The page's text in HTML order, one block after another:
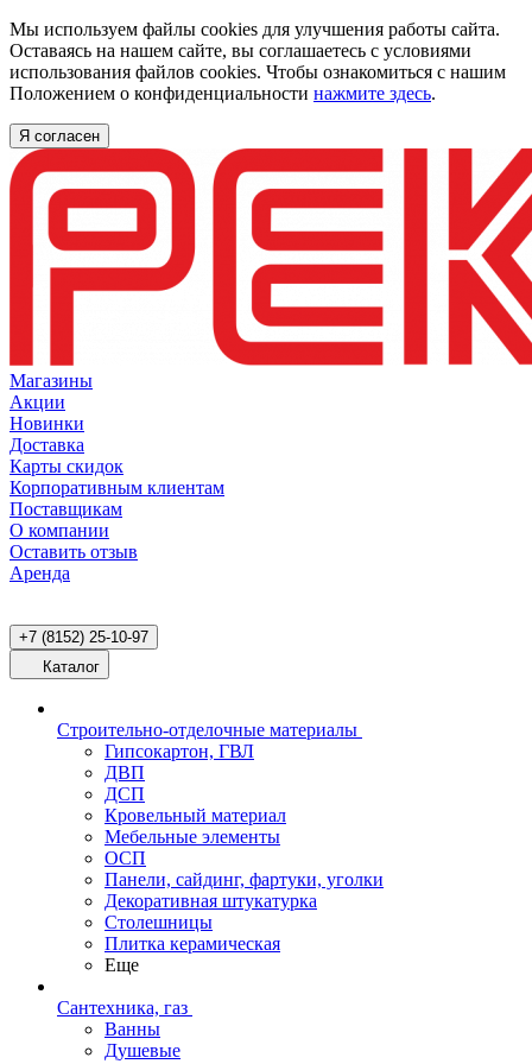
Мы используем файлы cookies для улучшения работы сайта.
Оставаясь на нашем сайте, вы соглашаетесь с условиями
использования файлов cookies. Чтобы ознакомиться с нашим
Положением о конфиденциальности нажмите здесь.
Я согласен
Магазины
Акции
Новинки
Доставка
Карты скидок
Корпоративным клиентам
Поставщикам
О компании
Оставить отзыв
Аренда
+7 (8152) 25-10-97
Каталог
Строительно-отделочные материалы
Гипсокартон, ГВЛ
ДВП
ДСП
Кровельный материал
Мебельные элементы
ОСП
Панели, сайдинг, фартуки, уголки
Декоративная штукатурка
Столешницы
Плитка керамическая
Еще
Сантехника, газ
Ванны
Душевые